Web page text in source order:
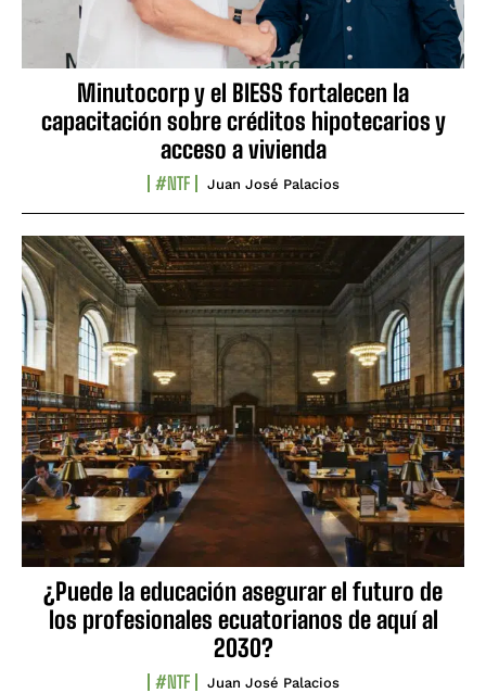
Minutocorp y el BIESS fortalecen la
capacitación sobre créditos hipotecarios y
acceso a vivienda
#NTF Juan José Palacios
¿Puede la educación asegurar el futuro de
los profesionales ecuatorianos de aquí al
2030?
#NTF Juan José Palacios